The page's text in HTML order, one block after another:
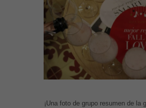
¡Una foto de grupo resumen de la